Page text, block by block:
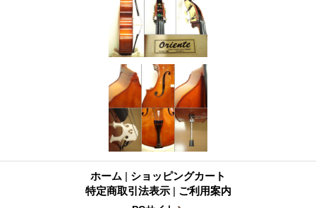
ホーム | ショッピングカート
特定商取引法表示 | ご利用案内